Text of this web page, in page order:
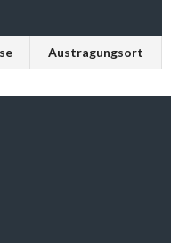
Austragungsort